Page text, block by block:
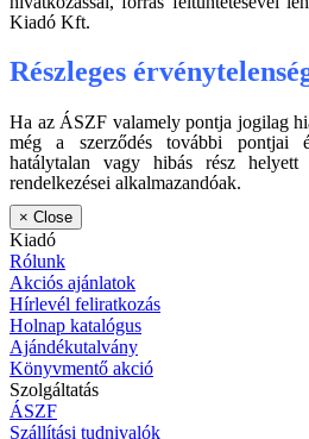
Kiadó Kft.
Részleges
Ha az ÁSZF valamely pontja jogilag
még a szerződés további pontjai
hatálytalan vagy hibás rész helyett
rendelkezései alkalmazandóak.
× Close
Kiadó
Rólunk
Akciós ajánlatok
Hírlevél feliratkozás
Holnap katalógus
Ajándékutalvány
Könyvmentő akció
Szolgáltatás
ÁSZF
Szállítási tudnivalók